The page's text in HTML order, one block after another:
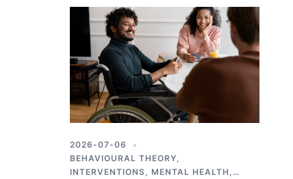
2026-07-06
BEHAVIOURAL THEORY,
INTERVENTIONS, MENTAL HEALTH ,